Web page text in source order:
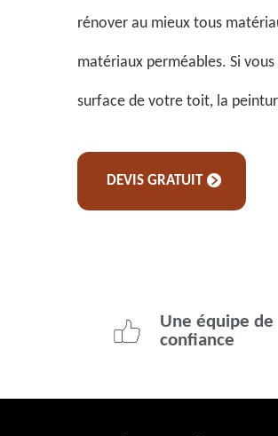
rénover au mieux tous
matériaux perméables. Si
surface de votre toit, la
DEVIS GRATUIT
Une équipe de
confiance